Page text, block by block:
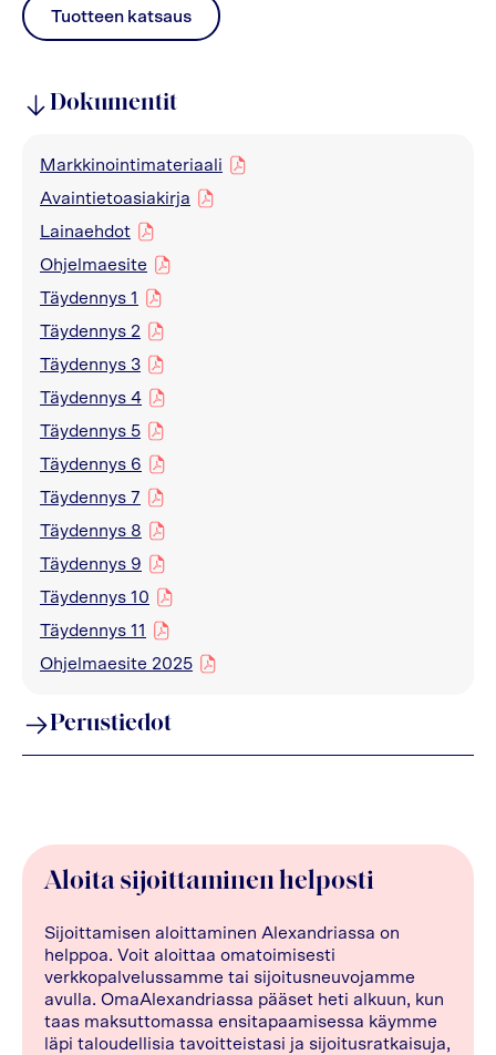
Tuotteen katsaus
pdf
Dokumentit
Markkinointimateriaali
pdf
Avaintietoasiakirja
pdf
Lainaehdot
pdf
Ohjelmaesite
pdf
Täydennys 1
pdf
Täydennys 2
pdf
Täydennys 3
pdf
Täydennys 4
pdf
Täydennys 5
pdf
Täydennys 6
pdf
Täydennys 7
pdf
Täydennys 8
pdf
Täydennys 9
pdf
Täydennys 10
pdf
Täydennys 11
pdf
Ohjelmaesite 2025
pdf
Perustiedot
Aloita sijoittaminen helposti
Sijoittamisen aloittaminen Alexandriassa on
helppoa. Voit aloittaa omatoimisesti
verkkopalvelussamme tai sijoitusneuvojamme
avulla. OmaAlexandriassa pääset heti alkuun, kun
taas maksuttomassa ensitapaamisessa käymme
läpi taloudellisia tavoitteistasi ja sijoitusratkaisuja,